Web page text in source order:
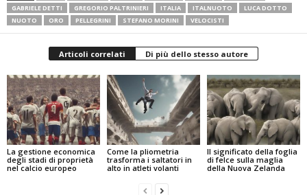
GABRIELE DETTI
GREGORIO PALTRINIERI ITALIA ITALNUOTO
LUCA DOTTO
NUOTO
ORO PELLEGRINI STEFANO MORINI VELOCISTI
Articoli correlati Di più dello stesso autore
La gestione economica
degli stadi di proprietà
nel calcio europeo
Come la pliometria
trasforma i saltatori in
alto in atleti volanti
Il significato della foglia
di felce sulla maglia
della Nuova Zelanda